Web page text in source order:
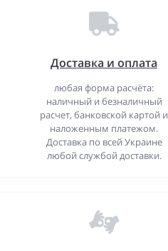
Доставка и оплата
любая форма расчёта:
наличный и безналичный
расчет, банковской картой и
наложенным платежом.
Доставка по всей Украине
любой службой доставки.